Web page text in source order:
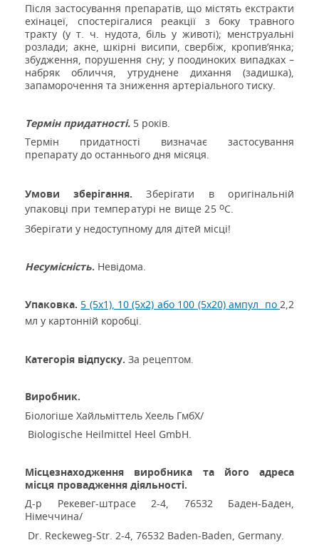
Після застосування препаратів, що містять екстракти
ехінацеї, спостерігалися реакції з боку травного
тракту (у т. ч. нудота, біль у животі); менструальні
розлади; акне, шкірні висипи, свербіж, кропив’янка;
збудження, порушення сну; у поодиноких випадках –
набряк обличчя, утруднене дихання (задишка),
запаморочення та зниження артеріального тиску.
Термін придатності. 5 років.
Термін придатності визначає застосування
препарату до останнього дня місяця.
Умови зберігання.Зберігати в оригінальній
упаковці при температурі не вище 25 оС.
Зберігати у недоступному для дітей місці!
Несумісність. Невідома.
Упаковка. 5 (5х1), 10 (5х2) або 100 (5х20) ампул по2,2
мл у картонній коробці.
Категорія відпуску. За рецептом.
Виробник.
Біологіше Хайльміттель Хеель ГмбХ/
Biologische Heilmittel Heel GmbH.
Місцезнаходження виробника та його адреса
місця провадження діяльності.
Д-р Рекевег-штрасе 2-4, 76532 Баден-Баден,
Німеччина/
Dr. Reckeweg-Str. 2-4, 76532 Baden-Baden, Germany.